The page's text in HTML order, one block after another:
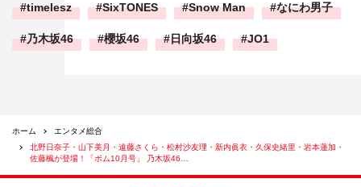
timelesz SixTONES Snow Man なにわ男子
乃木坂46 櫻坂46 日向坂46 JO1
ホーム
エンタメ総合
北野日奈子・山下美月・遠藤さくら・松村沙友理・新内眞衣・久保史緒里・岩本蓮加・
佐藤楓が登場！「ボム10月号」 乃木坂46…